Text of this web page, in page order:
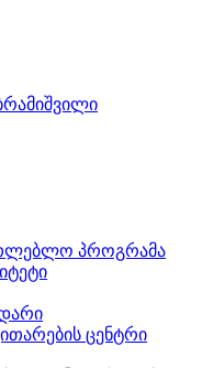
პროგრამა
ცენტრი